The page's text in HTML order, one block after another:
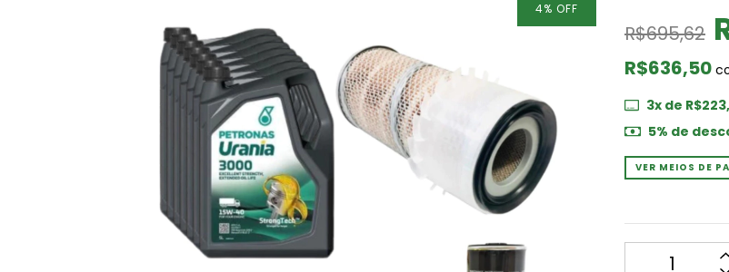
4% OFF
R$695,62
R$636,50
3x de
5% de
VER MEIOS DE